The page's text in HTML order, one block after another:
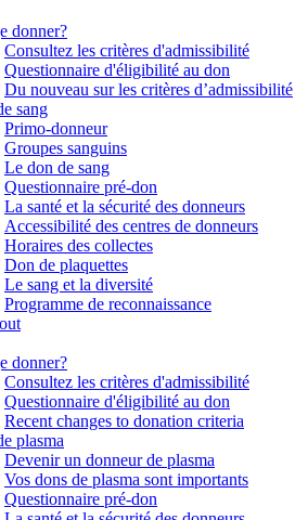
donner?
Consultez les critères d'admissibilité
Questionnaire d'éligibilité au don
Du nouveau sur les critères d’admissibilité
sang
Primo-donneur
Groupes sanguins
Le don de sang
Questionnaire pré-don
La santé et la sécurité des donneurs
Accessibilité des centres de donneurs
Horaires des collectes
Don de plaquettes
Le sang et la diversité
Programme de reconnaissance
donner?
Consultez les critères d'admissibilité
Questionnaire d'éligibilité au don
Recent changes to donation criteria
plasma
Devenir un donneur de plasma
Vos dons de plasma sont importants
Questionnaire pré-don